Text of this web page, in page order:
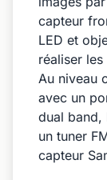
capteur
LED et
réaliser
Au niveau
avec un
dual band,
un tuner
capteur